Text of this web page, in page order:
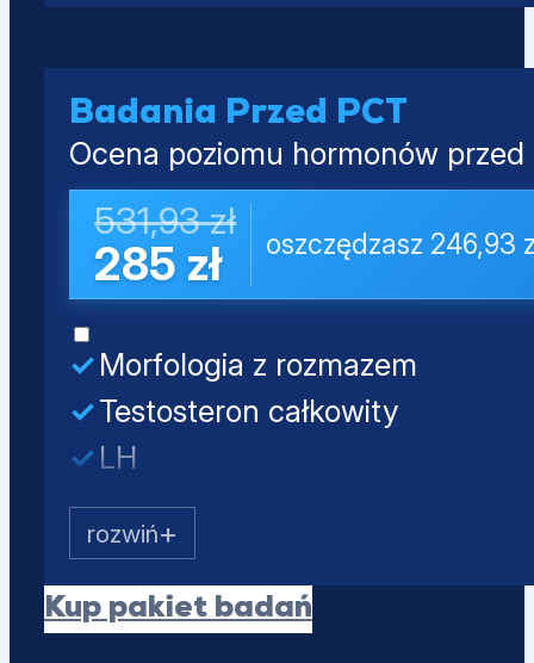
Estradiol (E2)
Prolaktyna
PSA całkowity
Badania Przed PCT
Ocena poziomu hormonów
531,93 zł
285 zł oszczędzasz 246,93
Morfologia z rozmazem
Testosteron całkowity
LH
FSH
SHBG
Albumina
Estradiol (E2)
Kup pakiet badań